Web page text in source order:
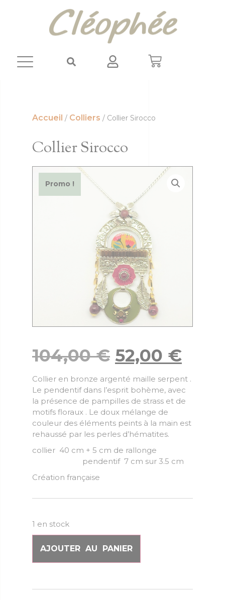
Accueil / Colliers / Collier Sirocco
Collier Sirocco
Promo !
104,00€ 52,00 €
Collier en bronze argenté maille serpent .
Le pendentif dans l’esprit bohème, avec
la présence de pampilles de strass et de
motifs floraux . Le doux mélange de
couleur des éléments peints à la main est
rehaussé par les perles d’hématites.
collier 40 cm + 5 cm de rallonge
pendentif 7 cm sur 3.5 cm
Création française
1 en stock
AJOUTER AU PANIER